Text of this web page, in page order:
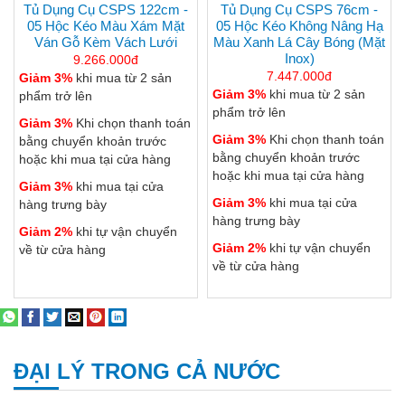
Tủ Dụng Cụ CSPS 122cm -
05 Hộc Kéo Màu Xám Mặt
Ván Gỗ Kèm Vách Lưới
9.266.000đ
Giảm 3% khi mua từ 2 sản
phẩm trở lên
Giảm 3% Khi chọn thanh toán
bằng chuyển khoản trước
hoặc khi mua tại cửa hàng
Giảm 3% khi mua tại cửa
hàng trưng bày
Giảm 2% khi tự vận chuyển
về từ cửa hàng
Tủ Dụng Cụ CSPS 76cm -
05 Hộc Kéo Không Nâng Hạ
Màu Xanh Lá Cây Bóng (mặt
Inox)
7.447.000đ
Giảm 3% khi mua từ 2 sản
phẩm trở lên
Giảm 3% Khi chọn thanh toán
bằng chuyển khoản trước
hoặc khi mua tại cửa hàng
Giảm 3% khi mua tại cửa
hàng trưng bày
Giảm 2% khi tự vận chuyển
về từ cửa hàng
ĐẠI LÝ TRONG CẢ NƯỚC